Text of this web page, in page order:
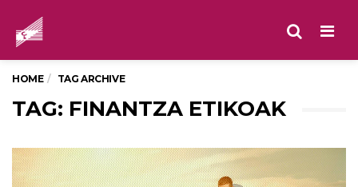
HOME TAG ARCHIVE
TAG: FINANTZA ETIKOAK